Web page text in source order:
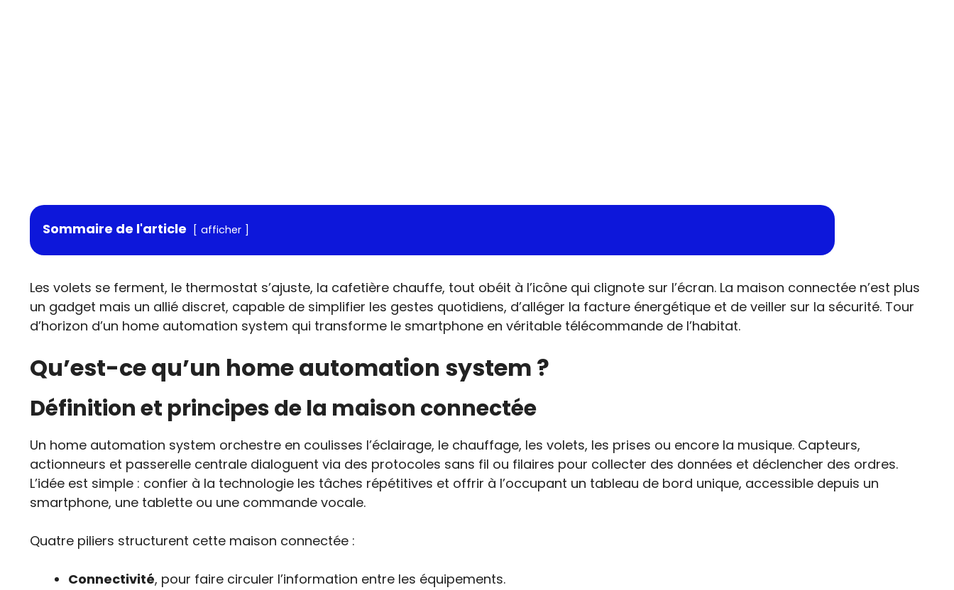
Sommaire de l'article afficher
Les volets se ferment, le thermostat s’ajuste, la cafetière chauffe, tout obéit à l’icône qui clignote sur l’écran. La maison connectée n’est plus
un gadget mais un allié discret, capable de simplifier les gestes quotidiens, d’alléger la facture énergétique et de veiller sur la sécurité. Tour
d’horizon d’un home automation system qui transforme le smartphone en véritable télécommande de l’habitat.
Qu’est-ce qu’un home automation system ?
Définition et principes de la maison connectée
Un home automation system orchestre en coulisses l’éclairage, le chauffage, les volets, les prises ou encore la musique. Capteurs,
actionneurs et passerelle centrale dialoguent via des protocoles sans fil ou filaires pour collecter des données et déclencher des ordres.
L’idée est simple : confier à la technologie les tâches répétitives et offrir à l’occupant un tableau de bord unique, accessible depuis un
smartphone, une tablette ou une commande vocale.
Quatre piliers structurent cette maison connectée :
Connectivité, pour faire circuler l’information entre les équipements.